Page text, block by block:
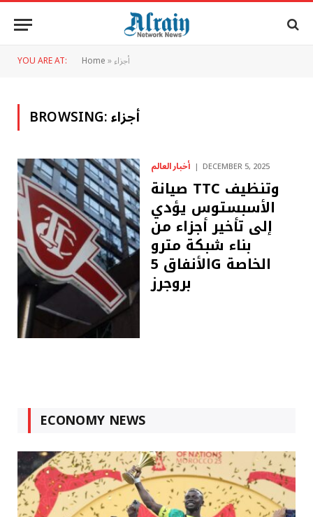
YOU ARE AT: Home»أجزاء
BROWSING:أجزاء
أخبار العالم DECEMBER 5, 2025
صيانة TTC وتنظيف
الأسبستوس يؤدي
إلى تأخير أجزاء من
بناء شبكة مترو
الأنفاق 5G الخاصة
بروجرز
ECONOMY NEWS